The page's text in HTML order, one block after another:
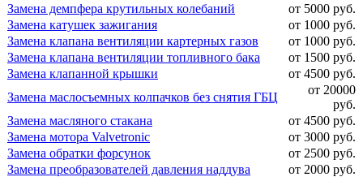
Замена демпфера крутильных колебаний
от 5000 руб.
Замена катушек зажигания
от 1000 руб.
Замена клапана вентиляции картерных газов
от 1000 руб.
Замена клапана вентиляции топливного бака
от 1500 руб.
Замена клапанной крышки
от 4500 руб.
Замена маслосъемных колпачков без снятия ГБЦ
от 20000
руб.
Замена масляного стакана
от 4500 руб.
Замена мотора Valvetronic
от 3000 руб.
Замена обратки форсунок
от 2500 руб.
Замена преобразователей давления наддува
от 2000 руб.